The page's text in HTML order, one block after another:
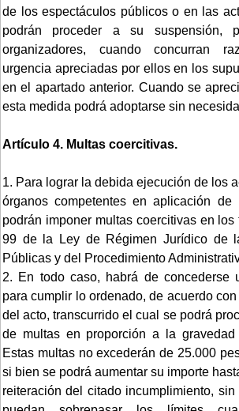
de los espectáculos públicos o en las
podrán proceder a su suspensión,
organizadores, cuando concurran
urgencia apreciadas por ellos en los
en el apartado anterior. Cuando se
esta medida podrá adoptarse sin
Artículo 4. Multas coercitivas.
1. Para lograr la debida ejecución de los
órganos competentes en aplicación
podrán imponer multas coercitivas en
99 de la Ley de Régimen Jurídico de
Públicas y del Procedimiento
2. En todo caso, habrá de concederse
para cumplir lo ordenado, de acuerdo
del acto, transcurrido el cual se podrá
de multas en proporción a la gravedad
Estas multas no excederán de 25.000
si bien se podrá aumentar su importe
reiteración del citado incumplimiento,